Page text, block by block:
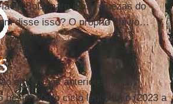
Bolsonaro e as riquezas do
disse isso? O próprio Flávio…
em artigos anteriores, mas,
neste último ciclo legislativo (2023 a